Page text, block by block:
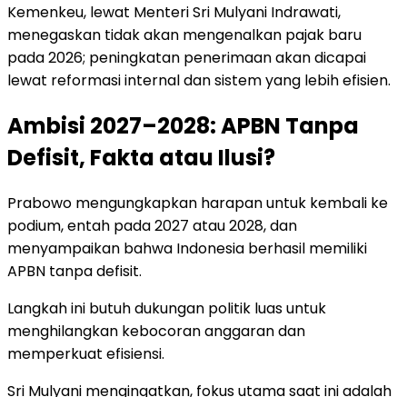
Kemenkeu, lewat Menteri Sri Mulyani Indrawati,
menegaskan tidak akan mengenalkan pajak baru
pada 2026; peningkatan penerimaan akan dicapai
lewat reformasi internal dan sistem yang lebih efisien.
Ambisi 2027–2028: APBN Tanpa
Defisit, Fakta atau Ilusi?
Prabowo mengungkapkan harapan untuk kembali ke
podium, entah pada 2027 atau 2028, dan
menyampaikan bahwa Indonesia berhasil memiliki
APBN tanpa defisit.
Langkah ini butuh dukungan politik luas untuk
menghilangkan kebocoran anggaran dan
memperkuat efisiensi.
Sri Mulyani mengingatkan, fokus utama saat ini adalah